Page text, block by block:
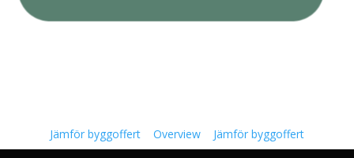
Jämför byggoffert Overview Jämför byggoffert